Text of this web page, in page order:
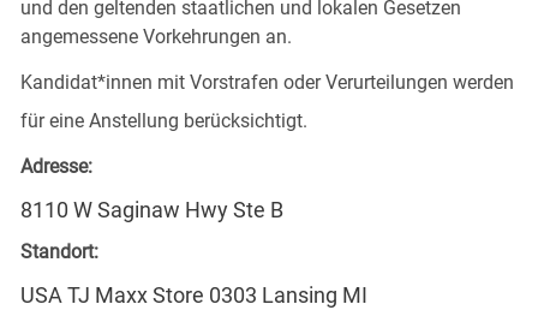
und den geltenden staatlichen und lokalen Gesetzen
angemessene Vorkehrungen an.
Kandidat*innen mit Vorstrafen oder Verurteilungen werden
für eine Anstellung berücksichtigt.
Adresse:
8110 W Saginaw Hwy Ste B
Standort:
USA TJ Maxx Store 0303 Lansing MI